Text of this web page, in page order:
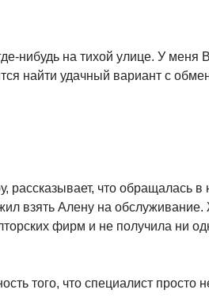
на тихой улице. У меня
найти удачный вариант с
что обращалась
взять Алену на
фирм и не получила ни
того, что специалист просто